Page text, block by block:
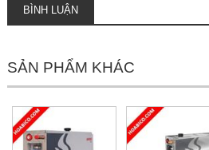
BÌNH LUẬN
SẢN PHẨM KHÁC